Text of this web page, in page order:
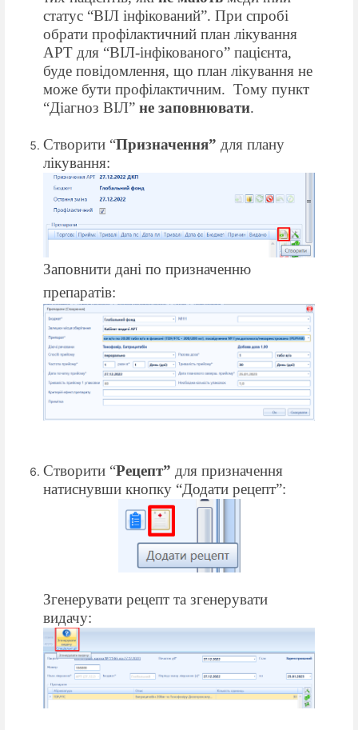
статус “ВІЛ інфікований”. При спробі
обрати профілактичний план лікування
АРТ для “ВІЛ-інфікованого” пацієнта,
буде повідомлення, що план лікування не
може бути профілактичним. Тому пункт
“Діагноз ВІЛ” не заповнювати.
Створити “Призначення” для плану
лікування:
Заповнити дані по призначенню
препаратів:
Створити “Рецепт” для призначення
натиснувши кнопку “Додати рецепт”:
Згенерувати рецепт та згенерувати
видачу: